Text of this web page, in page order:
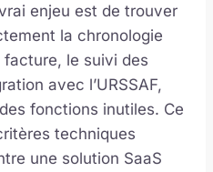
enjeu est de trouver
la chronologie
facture, le suivi des
avec l’URSSAF,
fonctions inutiles. Ce
techniques
une solution SaaS